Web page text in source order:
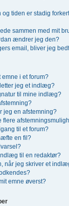
tiden er stadig
sammen med mit
ændrer jeg den?
email, bliver jeg
emne i et forum?
jeg et indlæg?
til mine indlæg?
jeg en afstemning?
flere
til et forum?
en fil?
til en redaktør?
når jeg skriver et
emne øverst?